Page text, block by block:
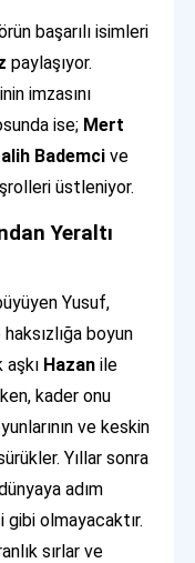
başarılı isimleri
paylaşıyor.
imzasını
ise; Mert
Bademci ve
üstleniyor.
Yeraltı
Yusuf,
boyun
aşkı Hazan ile
kader onu
ve keskin
Yıllar sonra
adım
gibi olmayacaktır.
sırlar ve